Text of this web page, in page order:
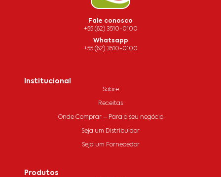
Fale conosco
+55 (62) 3510-0100
Whatsapp
+55 (62) 3510-0100
Institucional
Sobre
Receitas
Onde Comprar – Para o seu negócio
Seja um Distribuidor
Seja um Fornecedor
Produtos